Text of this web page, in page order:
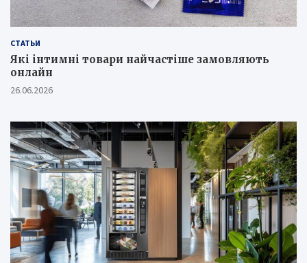
СТАТЬИ
Які інтимні товари найчастіше замовляють
онлайн
26.06.2026